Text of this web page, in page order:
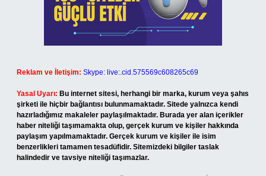
Reklam ve İletişim: Skype: live:.cid.575569c608265c69
Yasal Uyarı: Bu internet sitesi, herhangi bir marka, kurum veya şahıs
şirketi ile hiçbir bağlantısı bulunmamaktadır. Sitede yalnızca kendi
hazırladığımız makaleler paylaşılmaktadır. Burada yer alan içerikler
haber niteliği taşımamakta olup, gerçek kurum ve kişiler hakkında
paylaşım yapılmamaktadır. Gerçek kurum ve kişiler ile isim
benzerlikleri tamamen tesadüfidir. Sitemizdeki bilgiler taslak
halindedir ve tavsiye niteliği taşımazlar.